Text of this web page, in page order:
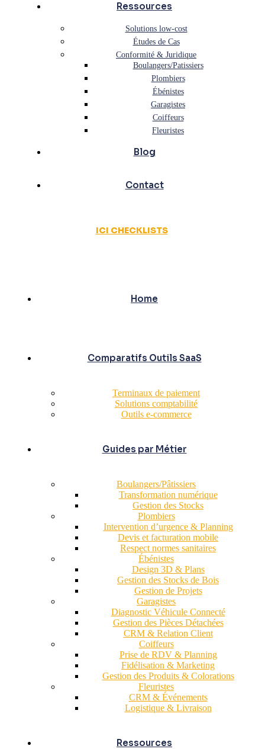
Ressources
Solutions low-cost
Études de Cas
Conformité & Juridique
Boulangers/Patissiers
Plombiers
Ébénistes
Garagistes
Coiffeurs
Fleuristes
Blog
Contact
ICI CHECKLISTS
Home
Comparatifs Outils SaaS
Terminaux de paiement
Solutions comptabilité
Outils e-commerce
Guides par Métier
Boulangers/Pâtissiers
Transformation numérique
Gestion des Stocks
Plombiers
Intervention d’urgence & Planning
Devis et facturation mobile
Respect normes sanitaires
Ébénistes
Design 3D & Plans
Gestion des Stocks de Bois
Gestion de Projets
Garagistes
Diagnostic Véhicule Connecté
Gestion des Pièces Détachées
CRM & Relation Client
Coiffeurs
Prise de RDV & Planning
Fidélisation & Marketing
Gestion des Produits & Colorations
Fleuristes
CRM & Événements
Logistique & Livraison
Ressources